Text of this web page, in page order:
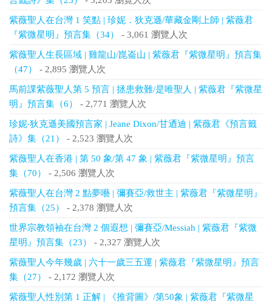
紫薇聖人在台灣 1 笑點 | 珍妮．狄克遜/華藏金剛上師 | 紫薇君
『紫微星明』預言集（34）
- 3,061 瀏覽人次
紫薇聖人生長區域 | 雞龍山/崑崙山 | 紫薇君『紫微星明』預言集
（47）
- 2,895 瀏覽人次
馬前課紫薇聖人第 5 預言 | 拯患救難/是唯聖人 | 紫薇君『紫微星
明』預言集（6）
- 2,771 瀏覽人次
珍妮‧狄克遜美國預言家 | Jeane Dixon/甘迺迪 | 紫薇君《預言籤
詩》集（21）
- 2,523 瀏覽人次
紫薇聖人在香港 | 第 50 象/第 47 象 | 紫薇君『紫微星明』預言
集（70）
- 2,506 瀏覽人次
紫薇聖人在台灣 2 點夢囈 | 彌賽亞/救世主 | 紫薇君『紫微星明』
預言集（25）
- 2,378 瀏覽人次
世界宗教領袖在台灣 2 個遐想 | 彌賽亞/Messiah | 紫薇君『紫微
星明』預言集（23）
- 2,327 瀏覽人次
紫薇聖人今年幾歲 | 六十一歲三五運 | 紫薇君『紫微星明』預言
集（27）
- 2,172 瀏覽人次
紫薇聖人性別第 1 正解 | 《推背圖》/第50象 | 紫薇君『紫微星